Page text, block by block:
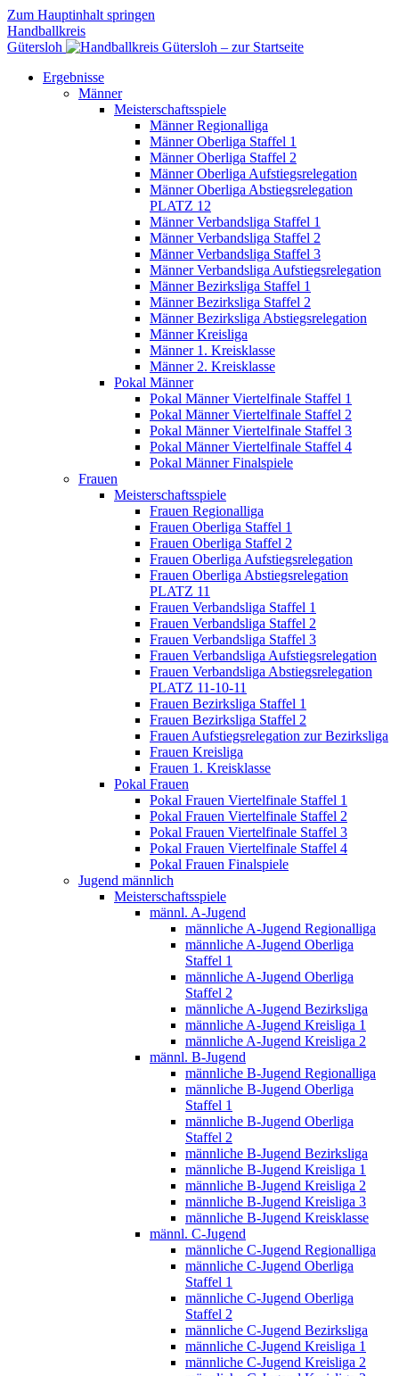
Zum Hauptinhalt springen
Handballkreis
Gütersloh
Ergebnisse
Männer
Meisterschaftsspiele
Männer Regionalliga
Männer Oberliga Staffel 1
Männer Oberliga Staffel 2
Männer Oberliga Aufstiegsrelegation
Männer Oberliga Abstiegsrelegation
PLATZ 12
Männer Verbandsliga Staffel 1
Männer Verbandsliga Staffel 2
Männer Verbandsliga Staffel 3
Männer Verbandsliga Aufstiegsrelegation
Männer Bezirksliga Staffel 1
Männer Bezirksliga Staffel 2
Männer Bezirksliga Abstiegsrelegation
Männer Kreisliga
Männer 1. Kreisklasse
Männer 2. Kreisklasse
Pokal Männer
Pokal Männer Viertelfinale Staffel 1
Pokal Männer Viertelfinale Staffel 2
Pokal Männer Viertelfinale Staffel 3
Pokal Männer Viertelfinale Staffel 4
Pokal Männer Finalspiele
Frauen
Meisterschaftsspiele
Frauen Regionalliga
Frauen Oberliga Staffel 1
Frauen Oberliga Staffel 2
Frauen Oberliga Aufstiegsrelegation
Frauen Oberliga Abstiegsrelegation
PLATZ 11
Frauen Verbandsliga Staffel 1
Frauen Verbandsliga Staffel 2
Frauen Verbandsliga Staffel 3
Frauen Verbandsliga Aufstiegsrelegation
Frauen Verbandsliga Abstiegsrelegation
PLATZ 11-10-11
Frauen Bezirksliga Staffel 1
Frauen Bezirksliga Staffel 2
Frauen Aufstiegsrelegation zur Bezirksliga
Frauen Kreisliga
Frauen 1. Kreisklasse
Pokal Frauen
Pokal Frauen Viertelfinale Staffel 1
Pokal Frauen Viertelfinale Staffel 2
Pokal Frauen Viertelfinale Staffel 3
Pokal Frauen Viertelfinale Staffel 4
Pokal Frauen Finalspiele
Jugend männlich
Meisterschaftsspiele
männl. A-Jugend
männliche A-Jugend Regionalliga
männliche A-Jugend Oberliga
Staffel 1
männliche A-Jugend Oberliga
Staffel 2
männliche A-Jugend Bezirksliga
männliche A-Jugend Kreisliga 1
männliche A-Jugend Kreisliga 2
männl. B-Jugend
männliche B-Jugend Regionalliga
männliche B-Jugend Oberliga
Staffel 1
männliche B-Jugend Oberliga
Staffel 2
männliche B-Jugend Bezirksliga
männliche B-Jugend Kreisliga 1
männliche B-Jugend Kreisliga 2
männliche B-Jugend Kreisliga 3
männliche B-Jugend Kreisklasse
männl. C-Jugend
männliche C-Jugend Regionalliga
männliche C-Jugend Oberliga
Staffel 1
männliche C-Jugend Oberliga
Staffel 2
männliche C-Jugend Bezirksliga
männliche C-Jugend Kreisliga 1
männliche C-Jugend Kreisliga 2